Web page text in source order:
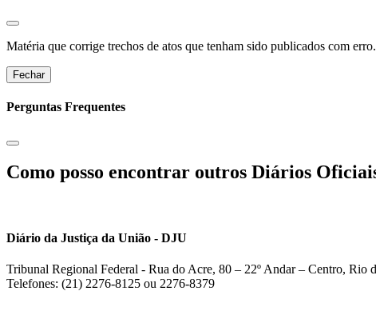
Matéria que corrige trechos de atos que tenham sido publicados com
Fechar
Perguntas Frequentes
Como posso encontrar outros Diários
Diário da Justiça da União - DJU
Tribunal Regional Federal - Rua do Acre, 80 – 22º Andar – Centro, Rio
Telefones: (21) 2276-8125 ou 2276-8379